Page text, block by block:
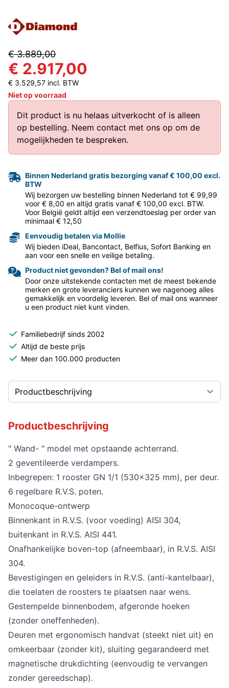
€ 3.889,00
€ 2.917,00
€ 3.529,57 incl. BTW
Niet op voorraad
Dit product is nu helaas uitverkocht of is alleen
op bestelling. Neem contact met ons op om de
mogelijkheden te bespreken.
Binnen Nederland gratis bezorging vanaf € 100,00 excl.
BTW
Wij bezorgen uw bestelling binnen Nederland tot € 99,99
voor € 8,00 en altijd gratis vanaf € 100,00 excl. BTW.
Voor België geldt altijd een verzendtoeslag per order van
minimaal € 12,50
Eenvoudig betalen via Mollie
Wij bieden iDeal, Bancontact, Belfius, Sofort Banking en
aan voor een snelle en veilige betaling.
Product niet gevonden? Bel of mail ons!
Door onze uitstekende contacten met de meest bekende
merken en grote leveranciers kunnen we nagenoeg alles
gemakkelijk en voordelig leveren. Bel of mail ons wanneer
u een product niet kunt vinden.
Familiebedrijf sinds 2002
Altijd de beste prijs
Meer dan 100.000 producten
Productbeschrijving
" Wand- " model met opstaande achterrand.
2 geventileerde verdampers.
Inbegrepen: 1 rooster GN 1/1 (530x325 mm), per deur.
6 regelbare R.V.S. poten.
Monocoque-ontwerp
Binnenkant in R.V.S. (voor voeding) AISI 304,
buitenkant in R.V.S. AISI 441.
Onafhankelijke boven-top (afneembaar), in R.V.S. AISI
304.
Bevestigingen en geleiders in R.V.S. (anti-kantelbaar),
die toelaten de roosters te plaatsen naar wens.
Gestempelde binnenbodem, afgeronde hoeken
(zonder oneffenheden).
Deuren met ergonomisch handvat (steekt niet uit) en
omkeerbaar (zonder kit), sluiting gegarandeerd met
magnetische drukdichting (eenvoudig te vervangen
zonder gereedschap).